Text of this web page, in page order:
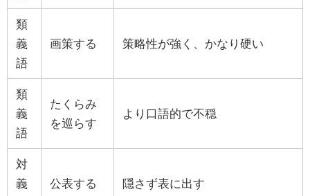
類
義
語
画策する 策略性が強く、かなり硬い
類
義
語
たくらみ
を巡らす
より口語的で不穏
対
義
公表する 隠さず表に出す